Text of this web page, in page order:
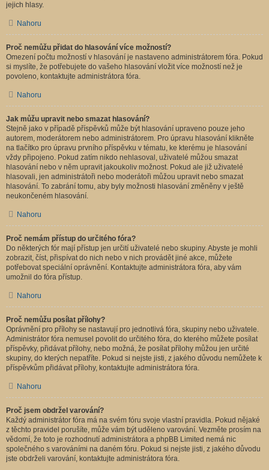
jejich hlasy.
Nahoru
Proč nemůžu přidat do hlasování více možností?
Omezení počtu možností v hlasování je nastaveno administrátorem fóra. Pokud
si myslíte, že potřebujete do vašeho hlasování vložit více možností než je
povoleno, kontaktujte administrátora fóra.
Nahoru
Jak můžu upravit nebo smazat hlasování?
Stejně jako v případě příspěvků může být hlasování upraveno pouze jeho
autorem, moderátorem nebo administrátorem. Pro úpravu hlasování klikněte
na tlačítko pro úpravu prvního příspěvku v tématu, ke kterému je hlasování
vždy připojeno. Pokud zatím nikdo nehlasoval, uživatelé můžou smazat
hlasování nebo v něm upravit jakoukoliv možnost. Pokud ale již uživatelé
hlasovali, jen administrátoři nebo moderátoři můžou upravit nebo smazat
hlasování. To zabrání tomu, aby byly možnosti hlasování změněny v ještě
neukončeném hlasování.
Nahoru
Proč nemám přístup do určitého fóra?
Do některých fór mají přístup jen určití uživatelé nebo skupiny. Abyste je mohli
zobrazit, číst, přispívat do nich nebo v nich provádět jiné akce, můžete
potřebovat speciální oprávnění. Kontaktujte administrátora fóra, aby vám
umožnil do fóra přístup.
Nahoru
Proč nemůžu posílat přílohy?
Oprávnění pro přílohy se nastavují pro jednotlivá fóra, skupiny nebo uživatele.
Administrátor fóra nemusel povolit do určitého fóra, do kterého můžete posílat
příspěvky, přidávat přílohy, nebo možná, že posílat přílohy můžou jen určité
skupiny, do kterých nepatříte. Pokud si nejste jisti, z jakého důvodu nemůžete k
příspěvkům přidávat přílohy, kontaktujte administrátora fóra.
Nahoru
Proč jsem obdržel varování?
Každý administrátor fóra má na svém fóru svoje vlastní pravidla. Pokud nějaké
z těchto pravidel porušíte, může vám být uděleno varování. Vezměte prosím na
vědomí, že toto je rozhodnutí administrátora a phpBB Limited nemá nic
společného s varováními na daném fóru. Pokud si nejste jisti, z jakého důvodu
jste obdrželi varování, kontaktujte administrátora fóra.